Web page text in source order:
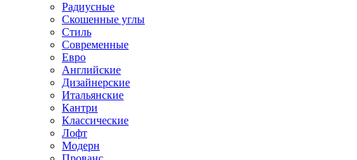
Радиусные
Скошенные углы
Стиль
Современные
Евро
Английские
Дизайнерские
Итальянские
Кантри
Классические
Лофт
Модерн